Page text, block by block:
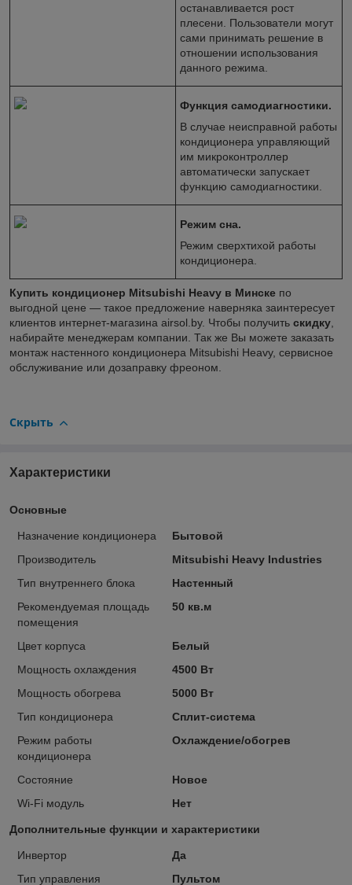
останавливается рост
плесени. Пользователи могут
сами принимать решение в
отношении использования
данного режима.
Функция самодиагностики.
В случае неисправной работы
кондиционера управляющий
им микроконтроллер
автоматически запускает
функцию самодиагностики.
Режим сна.
Режим сверхтихой работы
кондиционера.
Купить кондиционер Mitsubishi Heavy в Минске по
выгодной цене — такое предложение наверняка заинтересует
клиентов интернет-магазина airsol.by. Чтобы получить скидку
набирайте менеджерам компании. Так же Вы можете заказать
монтаж настенного кондиционера Mitsubishi Heavy, сервисное
обслуживание или дозаправку фреоном.
Скрыть
Характеристики
Основные
Назначение кондиционера
Бытовой
Производитель
Mitsubishi Heavy Industries
Тип внутреннего блока
Настенный
Рекомендуемая площадь
помещения
50 кв.м
Цвет корпуса
Белый
Мощность охлаждения
4500 Вт
Мощность обогрева
5000 Вт
Тип кондиционера
Сплит-система
Режим работы
кондиционера
Охлаждение/обогрев
Состояние
Новое
Wi-Fi модуль
Нет
Дополнительные функции и характеристики
Инвертор
Да
Тип управления
Пультом